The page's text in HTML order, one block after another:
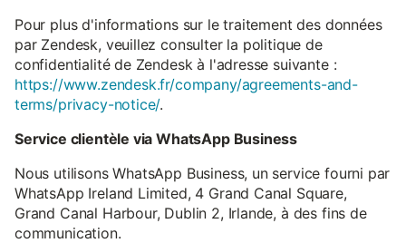
Pour plus d'informations sur le traitement des données
par Zendesk, veuillez consulter la politique de
confidentialité de Zendesk à l'adresse suivante :
https://www.zendesk.fr/company/agreements-and-
terms/privacy-notice/.
Service clientèle via WhatsApp Business
Nous utilisons WhatsApp Business, un service fourni par
WhatsApp Ireland Limited, 4 Grand Canal Square,
Grand Canal Harbour, Dublin 2, Irlande, à des fins de
communication.